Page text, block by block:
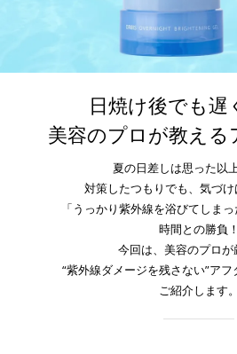
日焼け後でも遅
美容のプロが教える
夏の日差しは思った以
対策したつもりでも、気づけ
「うっかり紫外線を浴びてしま
時間との勝負！
今回は、美容のプロが
“紫外線ダメージを残さない”ア
ご紹介します。